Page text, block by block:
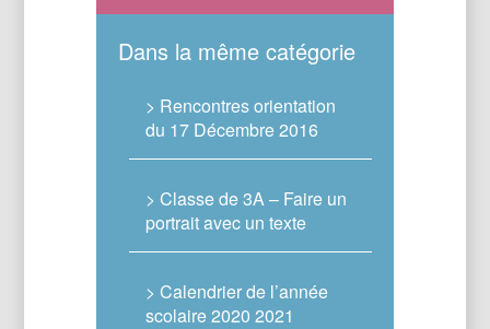
Dans la même catégorie
> Rencontres orientation
du 17 Décembre 2016
> Classe de 3A – Faire un
portrait avec un texte
> Calendrier de l’année
scolaire 2020 2021